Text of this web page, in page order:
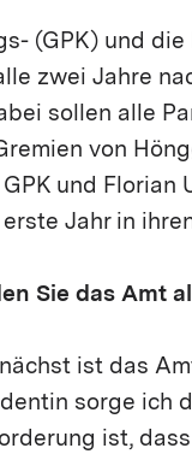
(GPK) und
zwei Jahre
sollen alle
von
und Florian
Jahr in
Sie das Amt
ist das
sorge ich
ist,